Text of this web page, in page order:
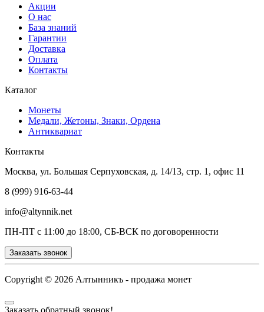
Акции
О нас
База знаний
Гарантии
Доставка
Оплата
Контакты
Каталог
Монеты
Медали, Жетоны, Знаки, Ордена
Антиквариат
Контакты
Москва, ул. Большая Серпуховская, д. 14/13, стр. 1, офис 11
8 (999) 916-63-44
info@altynnik.net
ПН-ПТ с 11:00 до 18:00, СБ-ВСК по договоренности
Заказать звонок
Copyright © 2026 Алтынникъ - продажа монет
Заказать обратный звонок!